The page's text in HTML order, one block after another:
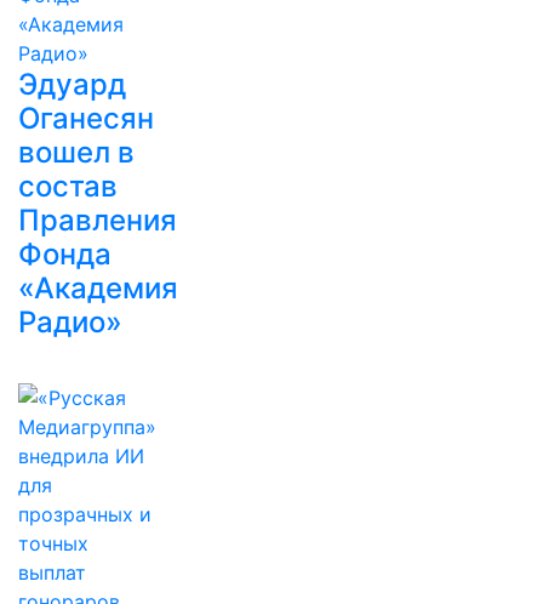
Эдуард
Оганесян
вошел в
состав
Правления
Фонда
«Академия
Радио»